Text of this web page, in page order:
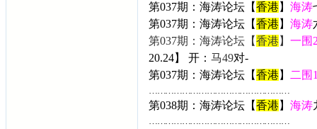
第037期：海涛论坛【香港 】 海涛
第037期：海涛论坛【香港 】 海涛
第037期：海涛论坛【香港 】 一围
20.24】 开： 马49对-
第037期：海涛论坛【香港 】 二围
……………………………………………
第038期：海涛论坛【香港 】 海涛
……………………………………………